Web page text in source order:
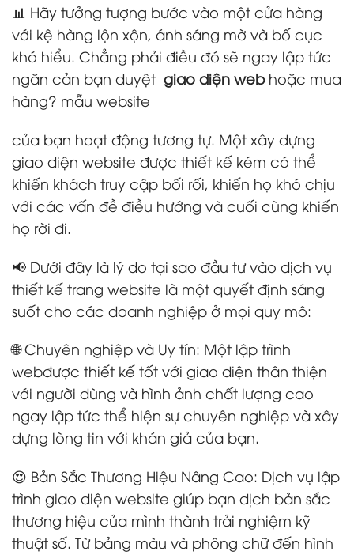
📊 Hãy tưởng tượng bước vào một cửa hàng
với kệ hàng lộn xộn, ánh sáng mờ và bố cục
khó hiểu. Chẳng phải điều đó sẽ ngay lập tức
ngăn cản bạn duyệt giao diện webhoặc mua
hàng? mẫu website
của bạn hoạt động tương tự. Một xây dựng
giao diện website được thiết kế kém có thể
khiến khách truy cập bối rối, khiến họ khó chịu
với các vấn đề điều hướng và cuối cùng khiến
họ rời đi.
📢 Dưới đây là lý do tại sao đầu tư vào dịch vụ
thiết kế trang website là một quyết định sáng
suốt cho các doanh nghiệp ở mọi quy mô:
🌐 Chuyên nghiệp và Uy tín: Một lập trình
webđược thiết kế tốt với giao diện thân thiện
với người dùng và hình ảnh chất lượng cao
ngay lập tức thể hiện sự chuyên nghiệp và xây
dựng lòng tin với khán giả của bạn.
😍 Bản Sắc Thương Hiệu Nâng Cao: Dịch vụ lập
trình giao diện website giúp bạn dịch bản sắc
thương hiệu của mình thành trải nghiệm kỹ
thuật số. Từ bảng màu và phông chữ đến hình